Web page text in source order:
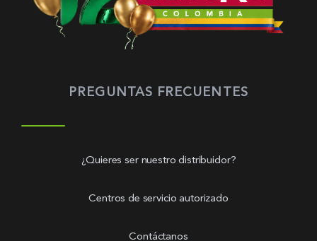
PREGUNTAS FRECUENTES
¿Quieres ser nuestro distribuidor?
Centros de servicio autorizado
Contáctanos